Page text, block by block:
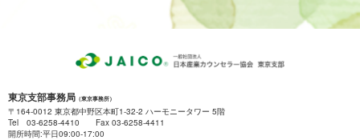
東京支部事務局 （東京事務所）
〒164-0012 東京都中野区本町1-32-2 ハーモニータワー 5階
Tel 03-6258-4410 Fax 03-6258-4411
開所時間:平日09:00-17:00